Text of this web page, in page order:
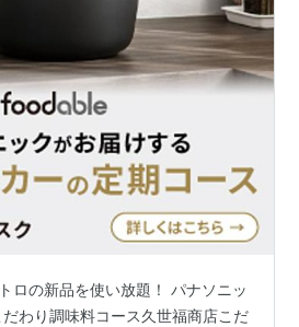
ロの新品を使い放題！ パナソニッ
わり調味料コース久世福商店こだ